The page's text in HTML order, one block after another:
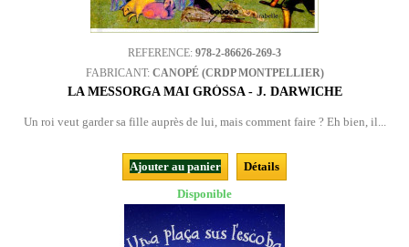
REFERENCE: 978-2-86626-269-3
FABRICANT: CANOPÉ (CRDP MONTPELLIER)
LA MESSORGA MAI GRÒSSA - J. DARWICHE
Un roi veut garder sa fille auprès de lui, mais comment faire ? Eh bien, il...
Ajouter au panier
Détails
Disponible